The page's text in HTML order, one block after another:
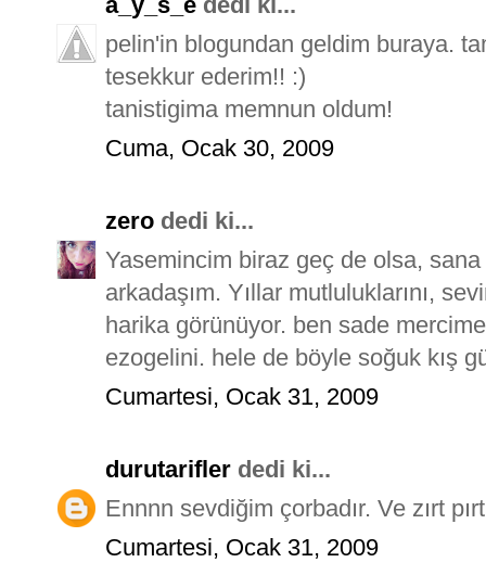
pelin'in blogundan geldim buraya.
tesekkur ederim!! :)
tanistigima memnun oldum!
Cuma, Ocak 30, 2009
zero dedi ki...
Yasemincim biraz geç de olsa,
arkadaşım. Yıllar mutluluklarını,
harika görünüyor. ben sade
ezogelini. hele de böyle soğuk kış
Cumartesi, Ocak 31, 2009
durutarifler dedi ki...
Ennnn sevdiğim çorbadır. Ve zırt
Cumartesi, Ocak 31, 2009